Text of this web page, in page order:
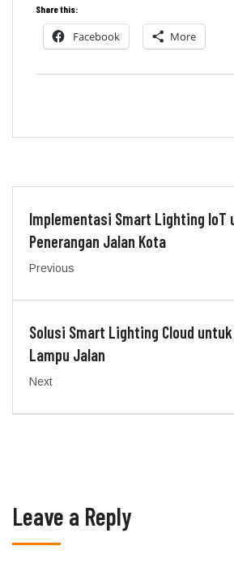
Share this:
Facebook More
Implementasi Smart Lighting IoT
Penerangan Jalan Kota
Previous
Solusi Smart Lighting Cloud
Lampu Jalan
Next
Leave a Reply